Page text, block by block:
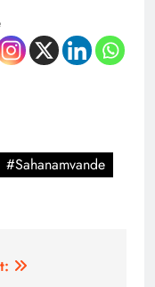
#Sahanamvande